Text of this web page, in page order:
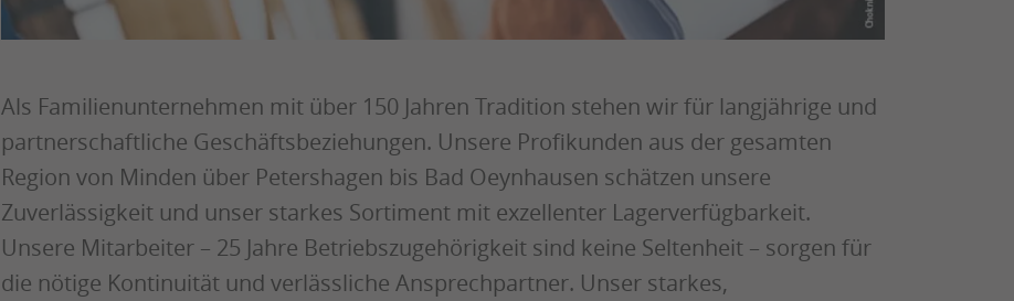
Als Familienunternehmen mit über 150 Jahren Tradition stehen wir für langjährige und
partnerschaftliche Geschäftsbeziehungen. Unsere Profikunden aus der gesamten
Region von Minden über Petershagen bis Bad Oeynhausen schätzen unsere
Zuverlässigkeit und unser starkes Sortiment mit exzellenter Lagerverfügbarkeit.
Unsere Mitarbeiter – 25 Jahre Betriebszugehörigkeit sind keine Seltenheit – sorgen für
die nötige Kontinuität und verlässliche Ansprechpartner. Unser starkes,